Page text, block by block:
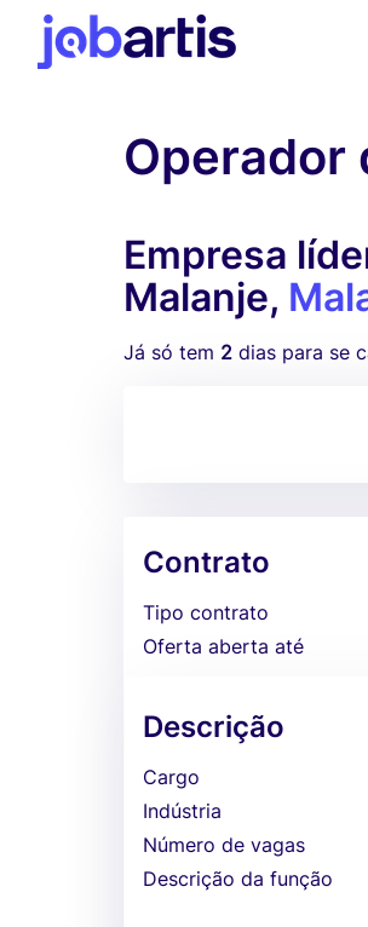
Operador
Empresa
Malanje,
Já só tem 2 dias para se
Contrato
Tipo contrato
Oferta aberta até
Descrição
Cargo
Indústria
Número de vagas
Descrição da função